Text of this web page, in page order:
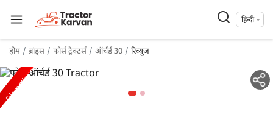
हिन्दी
होम ब्रांड्स फोर्स ट्रैक्टर्स ऑर्चर्ड 30 रिव्यूज
Discontinued